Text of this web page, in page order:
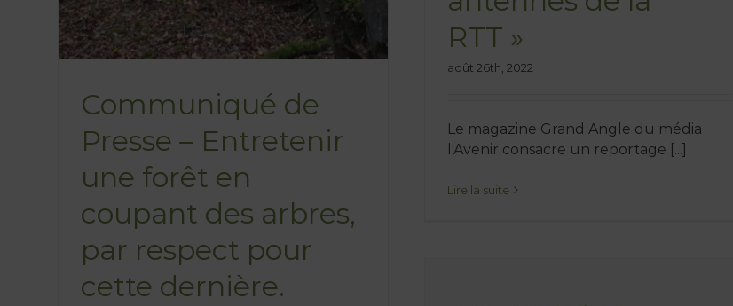
Communiqué de
Presse – Entretenir
une forêt en
coupant des arbres,
par respect pour
cette dernière.
RTT »
août 26th, 2022
Le magazine Grand Angle du média
l'Avenir consacre un reportage [...]
Lire la suite